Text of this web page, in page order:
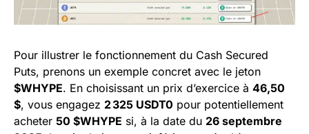
Pour illustrer le fonctionnement du Cash Secured
Puts, prenons un exemple concret avec le jeton
$WHYPE. En choisissant un prix d’exercice à 46,50
$, vous engagez 2 325 USDT0 pour potentiellement
acheter 50 $WHYPE si, à la date du 26 septembre